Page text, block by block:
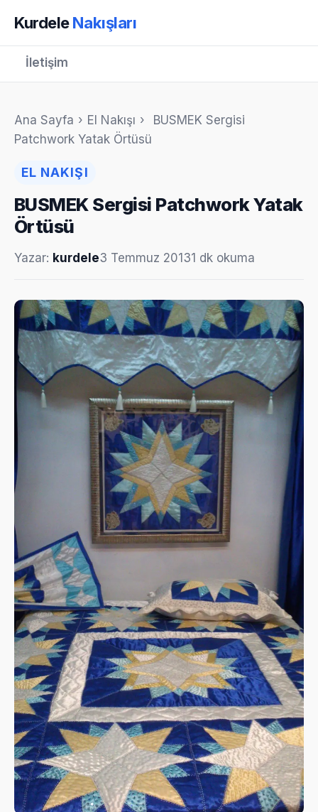
KurdeleNakışları
İletişim
Ana Sayfa › El Nakışı ›
BUSMEK Sergisi
Patchwork Yatak Örtüsü
EL NAKIŞI
BUSMEK Sergisi Patchwork Yatak
Örtüsü
Yazar: kurdele3 Temmuz 20131 dk okuma